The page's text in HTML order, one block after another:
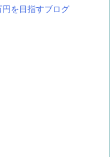
を目指すブログ